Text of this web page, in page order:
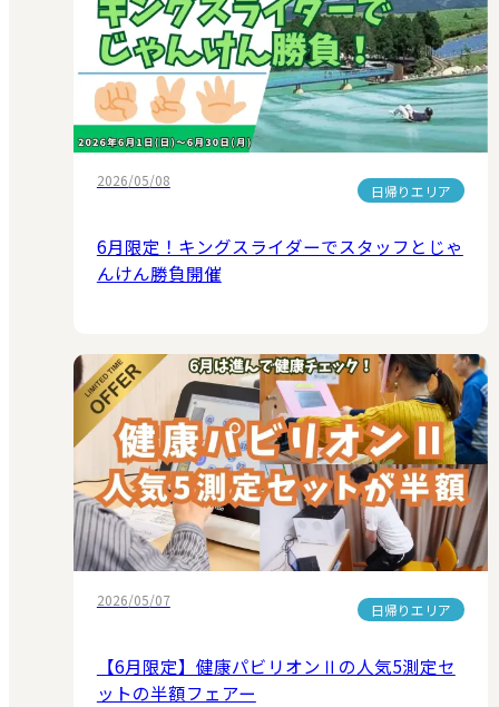
2026/05/08
日帰りエリア
6月限定！キングスライダーでスタッフとじゃ
んけん勝負開催
2026/05/07
日帰りエリア
【6月限定】健康パビリオンⅡの人気5測定セ
ットの半額フェアー